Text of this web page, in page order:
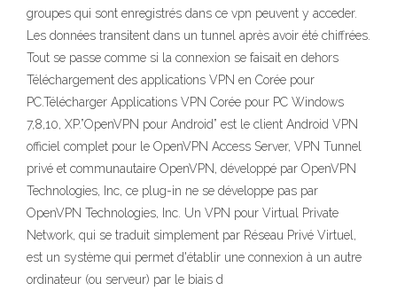
groupes qui sont enregistrés dans ce vpn peuvent y acceder.
Les données transitent dans un tunnel après avoir été chiffrées.
Tout se passe comme si la connexion se faisait en dehors
Téléchargement des applications VPN en Corée pour
PC.Télécharger Applications VPN Corée pour PC Windows
7,8,10, XP.”OpenVPN pour Android” est le client Android VPN
officiel complet pour le OpenVPN Access Server, VPN Tunnel
privé et communautaire OpenVPN, développé par OpenVPN
Technologies, Inc, ce plug-in ne se développe pas par
OpenVPN Technologies, Inc. Un VPN pour Virtual Private
Network, qui se traduit simplement par Réseau Privé Virtuel,
est un système qui permet d'établir une connexion à un autre
ordinateur (ou serveur) par le biais d